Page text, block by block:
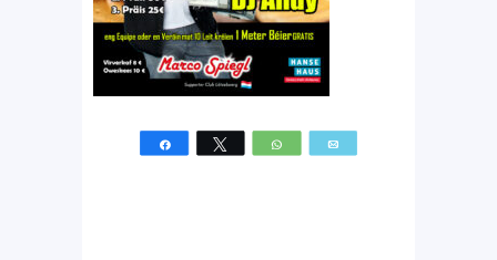
Partagez Tweetez WhatsApp